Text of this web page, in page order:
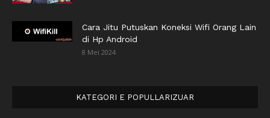
Cara Jitu Putuskan Koneksi Wifi Orang Lain
di Hp Android
8 Mei 2024
KATEGORI E POPULLARIZUAR